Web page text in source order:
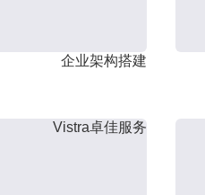
企业架构搭建
Vistra卓佳服务